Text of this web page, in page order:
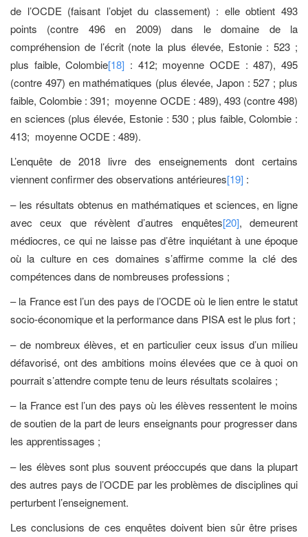
de l’OCDE (faisant l’objet du classement) : elle obtient 493
points (contre 496 en 2009) dans le domaine de la
compréhension de l’écrit (note la plus élevée, Estonie : 523 ;
plus faible, Colombie[18] : 412; moyenne OCDE : 487), 495
(contre 497) en mathématiques (plus élevée, Japon : 527 ; plus
faible, Colombie : 391; moyenne OCDE : 489), 493 (contre 498)
en sciences (plus élevée, Estonie : 530 ; plus faible, Colombie :
413; moyenne OCDE : 489).
L’enquête de 2018 livre des enseignements dont certains
viennent confirmer des observations antérieures[19] :
– les résultats obtenus en mathématiques et sciences, en ligne
avec ceux que révèlent d’autres enquêtes[20], demeurent
médiocres, ce qui ne laisse pas d’être inquiétant à une époque
où la culture en ces domaines s’affirme comme la clé des
compétences dans de nombreuses professions ;
– la France est l’un des pays de l’OCDE où le lien entre le statut
socio-économique et la performance dans PISA est le plus fort ;
– de nombreux élèves, et en particulier ceux issus d’un milieu
défavorisé, ont des ambitions moins élevées que ce à quoi on
pourrait s’attendre compte tenu de leurs résultats scolaires ;
– la France est l’un des pays où les élèves ressentent le moins
de soutien de la part de leurs enseignants pour progresser dans
les apprentissages ;
– les élèves sont plus souvent préoccupés que dans la plupart
des autres pays de l’OCDE par les problèmes de disciplines qui
perturbent l’enseignement.
Les conclusions de ces enquêtes doivent bien sûr être prises